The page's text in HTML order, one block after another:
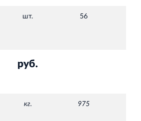
шт. 56
руб.
кг. 975